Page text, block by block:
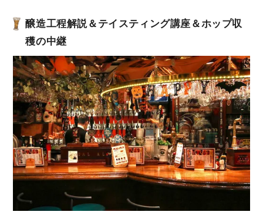
醸造工程解説＆テイスティング講座＆ホップ収
穫の中継